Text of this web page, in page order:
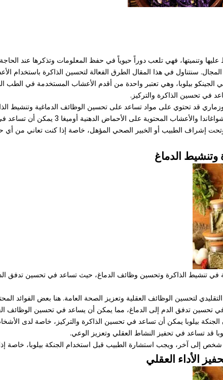
عليها وتنميتها، فهي تلعب دوراً حيوياً في حفظ المعلومات وتذكرها عند
سنتناول في هذا المقال الطرق الفعالة لتحسين الذاكرة باستخدام
بيلوبا، وهي تعتبر واحدة من أقدم الأعشاب المستخدمة في الطب
في تحسين الذاكرة والتركيز.
قد تحتوي على مواد تساعد على تحسين الوظائف الدماغية وتنشيط
على الأحماض الدهنية أوميغا 3 يمكن أن تساعد في تحسين وظائف الذاكرة والتركيز.
وتحت إشراف الطبيب أو الخبير الصحي المؤهل، خاصة إذا كنت تعاني من أي
وتنشيط الدماغ
في تنشيط الذاكرة وتحسين وظائف الدماغ، حيث تساعد في تحسين تدفق الدم
لتحسين الوظائف العقلية وتعزيز الصحة العامة. هنا بعض الفوائد
شخص إلى آخر، ويجب استشارة الطبيب قبل استخدام الجنكة بيلوبا، خاصة
الأداء العقلي